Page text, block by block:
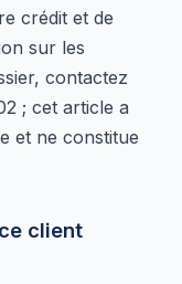
crédit et de
sur les
contactez
; cet article a
et ne constitue
client